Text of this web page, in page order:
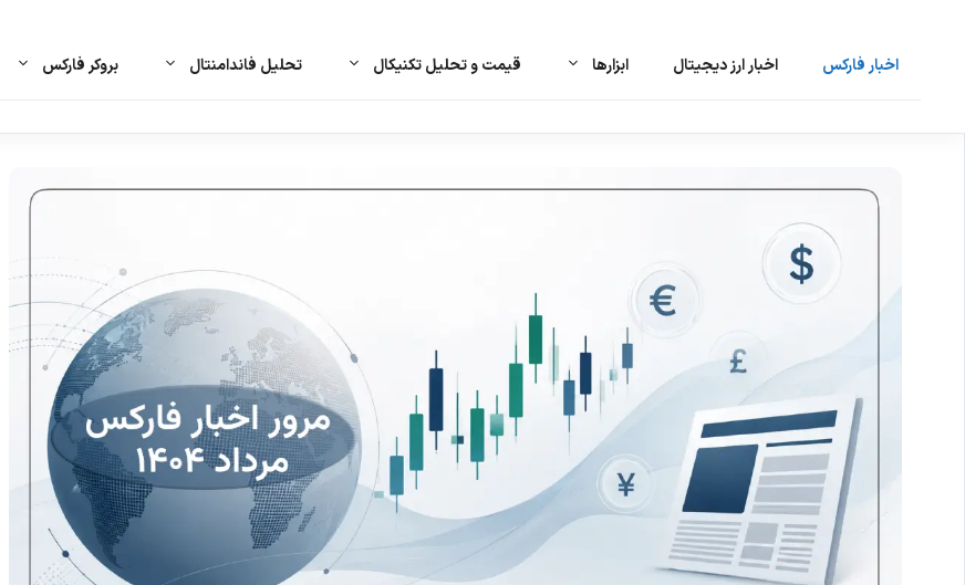
اخبار فارکس اخبار ارز دیجیتال ابزارها قیمت و تحلیل تکنیکال تحلیل فاندامنتال بروکر فارکس